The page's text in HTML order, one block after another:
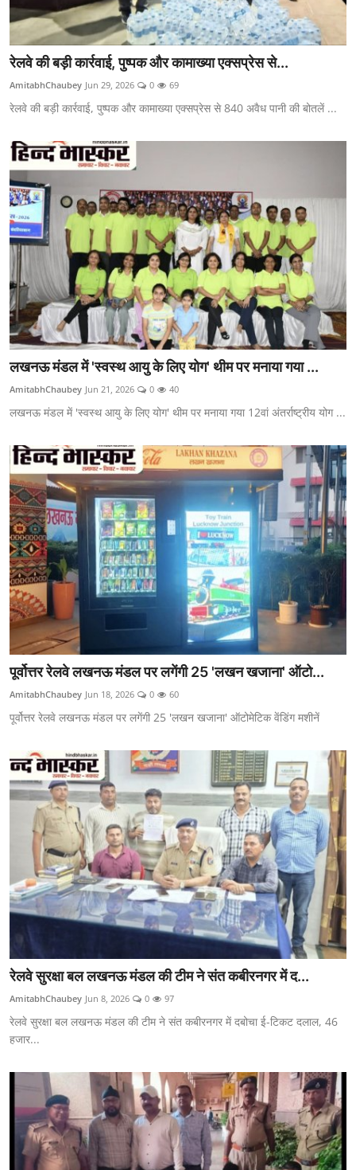
रेलवे की बड़ी कार्रवाई, पुष्पक और कामाख्या एक्सप्रेस से...
AmitabhChaubey Jun 29, 2026 0 69
रेलवे की बड़ी कार्रवाई, पुष्पक और कामाख्या एक्सप्रेस से 840 अवैध पानी की बोतलें ...
लखनऊ मंडल में 'स्वस्थ आयु के लिए योग' थीम पर मनाया गया ...
AmitabhChaubey Jun 21, 2026 0 40
लखनऊ मंडल में 'स्वस्थ आयु के लिए योग' थीम पर मनाया गया 12वां अंतर्राष्ट्रीय योग ...
पूर्वोत्तर रेलवे लखनऊ मंडल पर लगेंगी 25 'लखन खजाना' ऑटो...
AmitabhChaubey Jun 18, 2026 0 60
पूर्वोत्तर रेलवे लखनऊ मंडल पर लगेंगी 25 'लखन खजाना' ऑटोमेटिक वेंडिंग मशीनें
रेलवे सुरक्षा बल लखनऊ मंडल की टीम ने संत कबीरनगर में द...
AmitabhChaubey Jun 8, 2026 0 97
रेलवे सुरक्षा बल लखनऊ मंडल की टीम ने संत कबीरनगर में दबोचा ई-टिकट दलाल, 46
हजार...